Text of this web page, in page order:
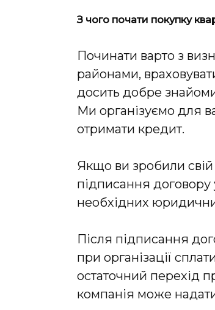
З чого почати покупку
Починати варто з
районами,
досить добре
Ми організуємо для
отримати кредит.
Якщо ви зробили свій
підписання договору
необхідних
Після підписання
при організації
остаточний перехід
компанія може